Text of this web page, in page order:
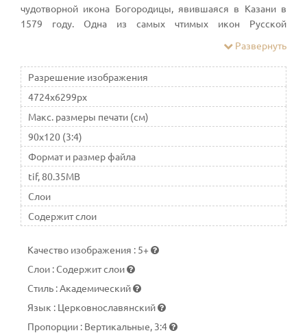
чудотворной икона Богородицы, явившаяся в Казани в
1579 году. Одна из самых чтимых икон Русской
Развернуть
Разрешение изображения
4724x6299px
Макс. размеры печати (см)
90x120 (3:4)
Формат и размер файла
tif, 80.35MB
Слои
Содержит слои
Качество изображения : 5+
Слои :Содержит слои
Стиль :Академический
Язык : Церковнославянский
Пропорции : Вертикальные, 3:4